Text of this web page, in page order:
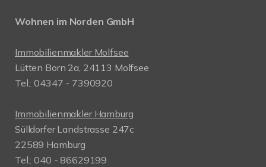
Wohnen im Norden GmbH
Immobilienmakler Molfsee
Lütten Born 2a, 24113 Molfsee
Tel.: 04347 - 7390920
Immobilienmakler Hamburg
Sülldorfer Landstrasse 247c
22589 Hamburg
Tel.: 040 - 86629199